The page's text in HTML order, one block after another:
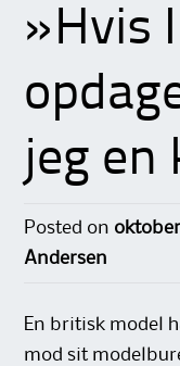
»Hvis
jeg en
Posted on oktober
Andersen
En britisk model
mod sit